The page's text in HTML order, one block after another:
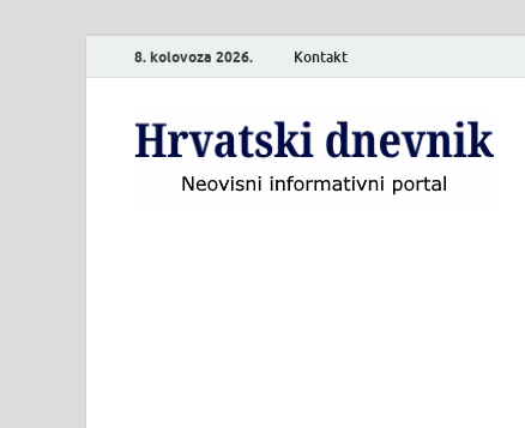
8. kolovoza 2026. Kontakt